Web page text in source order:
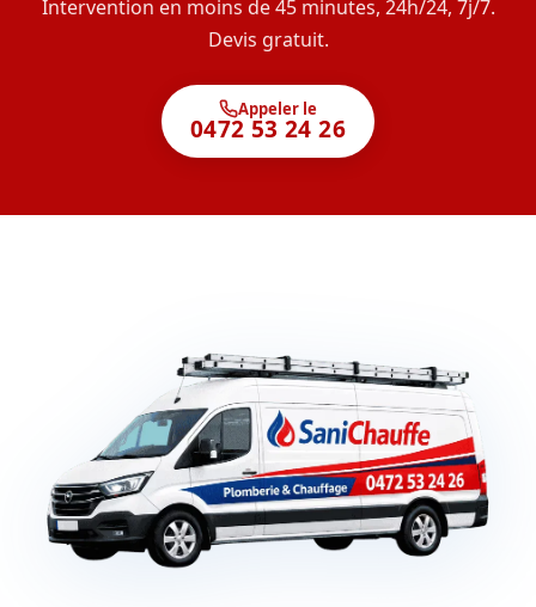
Intervention en moins de 45 minutes, 24h/24, 7j/7.
Devis gratuit.
Appeler le
0472 53 24 26